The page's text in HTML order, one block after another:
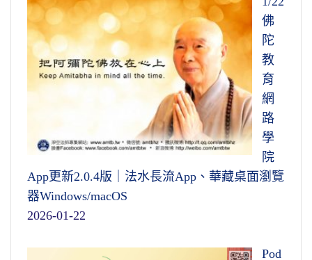
佛
陀
教
育
網
路
學
院
App更新2.0.4版｜法水長流App、華藏桌面瀏覽
器Windows/macOS
2026-01-22
Pod